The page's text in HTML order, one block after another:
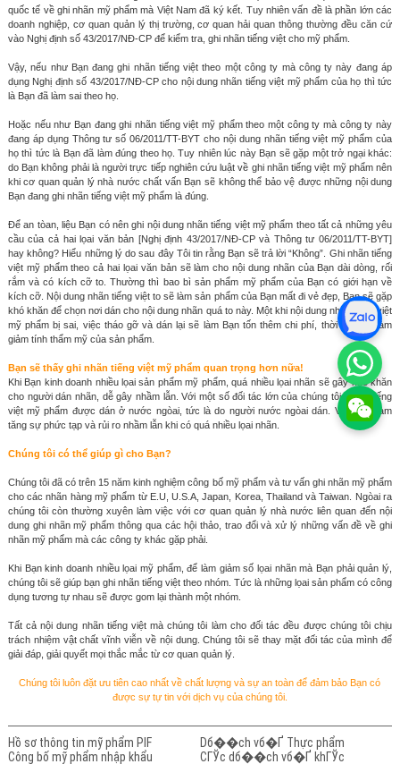
quốc tế về ghi nhãn mỹ phẩm mà Việt Nam đã ký kết. Tuy nhiên vấn đề là phần lớn các
doanh nghiệp, cơ quan quản lý thị trường, cơ quan hải quan thông thường đều căn cứ
vào Nghị định số 43/2017/NĐ-CP để kiểm tra, ghi nhãn tiếng việt cho mỹ phẩm.
Vậy, nếu như Bạn đang ghi nhãn tiếng việt theo một công ty mà công ty này đang áp
dụng Nghị định số 43/2017/NĐ-CP cho nội dung nhãn tiếng việt mỹ phẩm của họ thì tức
là Bạn đã làm sai theo họ.
Hoặc nếu như Bạn đang ghi nhãn tiếng việt mỹ phẩm theo một công ty mà công ty này
đang áp dụng Thông tư số 06/2011/TT-BYT cho nội dung nhãn tiếng việt mỹ phẩm của
họ thì tức là Bạn đã làm đúng theo họ. Tuy nhiên lúc này Bạn sẽ gặp một trở ngại khác:
do Bạn không phải là người trực tiếp nghiên cứu luật về ghi nhãn tiếng việt mỹ phẩm nên
khi cơ quan quản lý nhà nước chất vấn Bạn sẽ không thể bảo vệ được những nội dung
Bạn đang ghi nhãn tiếng việt mỹ phẩm là đúng.
Để an tòan, liệu Bạn có nên ghi nội dung nhãn tiếng việt mỹ phẩm theo tất cả những yêu
cầu của cả hai lọai văn bản [Nghị định 43/2017/NĐ-CP và Thông tư 06/2011/TT-BYT]
hay không? Hiểu những lý do sau đây Tôi tin rằng Bạn sẽ trả lời “Không”. Ghi nhãn tiếng
việt mỹ phẩm theo cả hai lọai văn bản sẽ làm cho nội dung nhãn của Bạn dài dòng, rối
rắm và có kích cỡ to. Thường thì bao bì sản phẩm mỹ phẩm của Bạn có giới hạn về
kích cỡ. Nội dung nhãn tiếng việt to sẽ làm sản phẩm của Bạn mất đi vẻ đẹp, Bạn sẽ gặp
khó khăn để chọn nơi dán cho nội dung nhãn quá to này. Một khi nội dung nhãn tiếng việt
mỹ phẩm bị sai, việc tháo gỡ và dán lại sẽ làm Bạn tốn thêm chi phí, thời gian và làm
giảm tính thẩm mỹ của sản phẩm.
Bạn sẽ thấy ghi nhãn tiếng việt mỹ phẩm quan trọng hơn nữa!
Khi Bạn kinh doanh nhiều lọai sản phẩm mỹ phẩm, quá nhiều lọai nhãn sẽ gây khó khăn
cho người dán nhãn, dễ gây nhầm lẫn. Với một số đối tác lớn của chúng tôi, nhãn tiếng
việt mỹ phẩm được dán ở nước ngòai, tức là do người nước ngòai dán. Việc này làm
tăng sự phức tạp và rủi ro nhầm lẫn khi có quá nhiều lọai nhãn.
Chúng tôi có thể giúp gì cho Bạn?
Chúng tôi đã có trên 15 năm kinh nghiệm công bố mỹ phẩm và tư vấn ghi nhãn mỹ phẩm
cho các nhãn hàng mỹ phẩm từ E.U, U.S.A, Japan, Korea, Thailand và Taiwan. Ngòai ra
chúng tôi còn thường xuyên làm việc với cơ quan quản lý nhà nước liên quan đến nội
dung ghi nhãn mỹ phẩm thông qua các hội thảo, trao đổi và xử lý những vấn đề về ghi
nhãn mỹ phẩm mà các công ty khác gặp phải.
Khi Bạn kinh doanh nhiều lọai mỹ phẩm, để làm giảm số lọai nhãn mà Bạn phải quản lý,
chúng tôi sẽ giúp bạn ghi nhãn tiếng việt theo nhóm. Tức là những lọai sản phẩm có công
dụng tương tự nhau sẽ được gom lại thành một nhóm.
Tất cả nội dung nhãn tiếng việt mà chúng tôi làm cho đối tác đều được chúng tôi chịu
trách nhiệm vật chất vĩnh viễn về nội dung. Chúng tôi sẽ thay mặt đối tác của mình để
giải đáp, giải quyết mọi thắc mắc từ cơ quan quản lý.
Chúng tôi luôn đặt ưu tiên cao nhất về chất lượng và sự an toàn để đảm bảo Bạn có
được sự tự tin với dịch vụ của chúng tôi.
Hồ sơ thông tin mỹ phẩm PIF
Công bố mỹ phẩm nhập khẩu
Dб��ch vб�Ґ Thực phẩm
CГЎc dб��ch vб�Ґ khГЎc